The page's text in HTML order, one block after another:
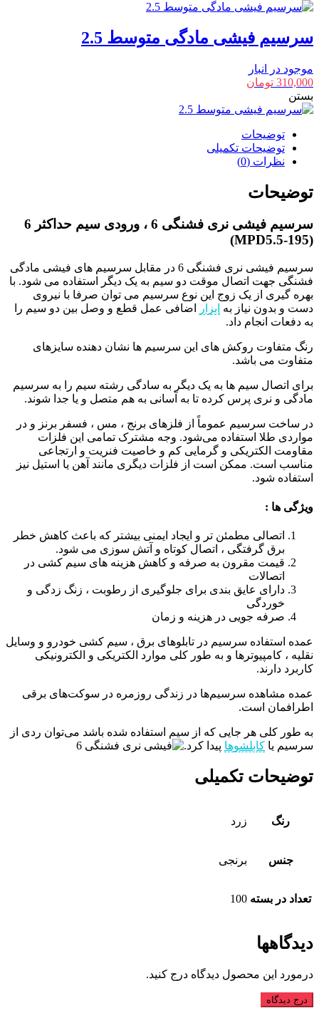
سرسیم فیشی مادگی متوسط 2.5
موجود در انبار
310,000 تومان
بستن
توضیحات
توضیحات تکمیلی
نظرات (0)
توضیحات
سرسیم فیشی نری فشنگی 6 ، ورودی سیم حداکثر 6
(MPD5.5-195)
سرسیم فیشی نری فشنگی 6 در مقابل سرسیم های فیشی مادگی
فشنگی جهت اتصال موقت دو سیم به یک دیگر استفاده می شود. با
بهره گیری از یک زوج این نوع سرسیم می توان صرفا با نیروی
دست و بدون نیاز به ابزار
اضافی عمل قطع و وصل بین دو سیم را
به دفعات انجام داد.
رنگ متفاوت روکش های این سرسیم ها نشان دهنده سایزهای
متفاوت می باشد.
برای اتصال سیم ها به یک دیگر به سادگی رشته سیم را به سرسیم
مادگی و نری پرس کرده تا به آسانی به هم متصل و یا جدا شوند.
در ساخت سرسیم عموماً از فلزهای برنج ، مس ، فسفر برنز و در
مواردی طلا استفاده می‌شود. وجه مشترک تمامی این فلزات
مقاومت الکتریکی و گرمایی کم و خاصیت فنریت و ارتجاعی
مناسب است. ممکن است از فلزات دیگری مانند آهن یا استیل نیز
استفاده شود.
ویژگی ها :
اتصالی مطمئن تر و ایجاد ایمنی بیشتر که باعث کاهش خطر
برق گرفتگی ، اتصال کوتاه و آتش سوزی می شود.
قیمت مقرون به صرفه و کاهش هزینه های سیم کشی در
اتصالات
دارای عایق بندی برای جلوگیری از رطوبت ، زنگ زدگی و
خوردگی
صرفه جویی در هزینه و زمان
عمده استفاده سرسیم در تابلوهای برق ، سیم کشی خودرو و وسایل
نقلیه ، کامپیوترها و به طور کلی موارد الکتریکی و الکترونیکی
کاربرد دارند.
عمده مشاهده سرسیم‌ها در زندگی روزمره در سوکت‌های برقی
اطرافمان است.
به طور کلی هر جایی که از سیم استفاده شده باشد می‌توان ردی از
سرسیم یا کابلشوها پیدا کرد.
توضیحات تکمیلی
رنگ زرد
جنس برنجی
تعداد در بسته 100
دیدگاهها
درمورد این محصول دیدگاه درج کنید.
درج دیدگاه